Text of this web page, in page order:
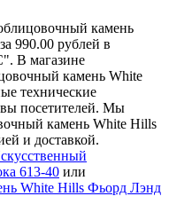
камень
990.00 рублей в
В магазине
камень White
технические
посетителей. Мы
камень White Hills
и доставкой.
613-40 или
White Hills Фьорд Лэнд